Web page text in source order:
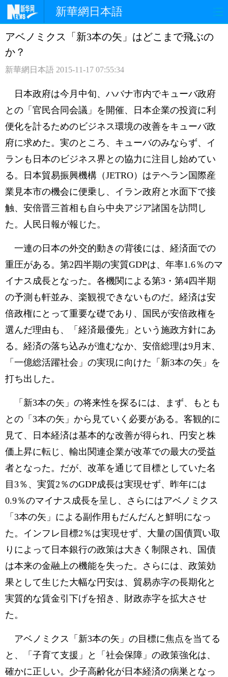
新華網日本語
ホームページ 政治 経済
観光 写真
中日対訳
アベノミクス「新3本の矢」はどこまで飛ぶの
か？
新華網日本語 2015-11-17 07:55:34
日本政府は今月中旬、ハバナ市内でキューバ政府
との「官民合同会議」を開催、日本企業の投資に利
便化を計るためのビジネス環境の改善をキューバ政
府に求めた。実のところ、キューバのみならず、イ
ランも日本のビジネス界との協力に注目し始めてい
る。日本貿易振興機構（JETRO）はテヘラン国際産
業見本市の機会に便乗し、イラン政府と水面下で接
触、安倍晋三首相も自ら中央アジア諸国を訪問し
た。人民日報が報じた。
一連の日本の外交的動きの背後には、経済面での
重圧がある。第2四半期の実質GDPは、年率1.6％のマ
イナス成長となった。各機関による第3・第4四半期
の予測も軒並み、楽観視できないものだ。経済は安
倍政権にとって重要な礎であり、国民が安倍政権を
選んだ理由も、「経済最優先」という施政方針にあ
る。経済の落ち込みが進むなか、安倍総理は9月末、
「一億総活躍社会」の実現に向けた「新3本の矢」を
打ち出した。
「新3本の矢」の将来性を探るには、まず、もとも
との「3本の矢」から見ていく必要がある。客観的に
見て、日本経済は基本的な改善が得られ、円安と株
価上昇に転じ、輸出関連企業が改革での最大の受益
者となった。だが、改革を通じて目標としていた名
目3％、実質2％のGDP成長は実現せず、昨年には
0.9％のマイナス成長を呈し、さらにはアベノミクス
「3本の矢」による副作用もだんだんと鮮明になっ
た。インフレ目標2％は実現せず、大量の国債買い取
りによって日本銀行の政策は大きく制限され、国債
は本来の金融上の機能を失った。さらには、政策効
果として生じた大幅な円安は、貿易赤字の長期化と
実質的な賃金引下げを招き、財政赤字を拡大させ
た。
アベノミクス「新3本の矢」の目標に焦点を当てる
と、「子育て支援」と「社会保障」の政策強化は、
確かに正しい。少子高齢化が日本経済の病巣となっ